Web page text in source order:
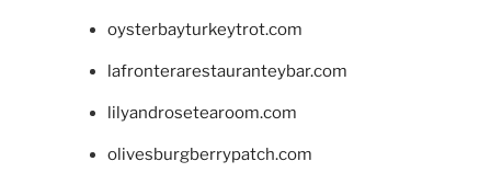
oysterbayturkeytrot.com
lafronterarestauranteybar.com
lilyandrosetearoom.com
olivesburgberrypatch.com